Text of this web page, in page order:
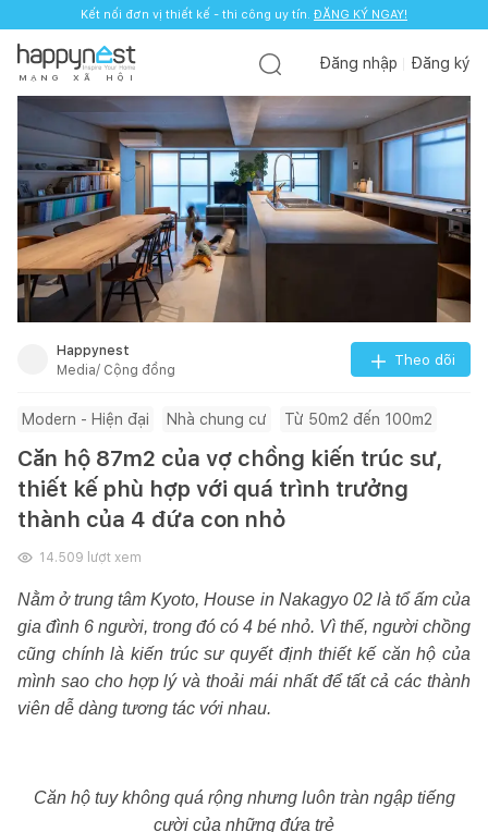
Kết nối đơn vị thiết kế - thi công uy tín. ĐĂNG KÝ NGAY!
M Ạ N G X Ã H Ộ I
Đăng nhập Đăng ký
Happynest
Media/ Cộng đồng
Theo dõi
Modern - Hiện đại Nhà chung cư Từ 50m2 đến 100m2
Căn hộ 87m2 của vợ chồng kiến trúc sư,
thiết kế phù hợp với quá trình trưởng
thành của 4 đứa con nhỏ
14.509 lượt xem
Nằm ở trung tâm Kyoto, House in Nakagyo 02 là tổ ấm của
gia đình 6 người, trong đó có 4 bé nhỏ. Vì thế, người chồng
cũng chính là kiến trúc sư quyết định thiết kế căn hộ của
mình sao cho hợp lý và thoải mái nhất để tất cả các thành
viên dễ dàng tương tác với nhau.
Căn hộ tuy không quá rộng nhưng luôn tràn ngập tiếng
cười của những đứa trẻ